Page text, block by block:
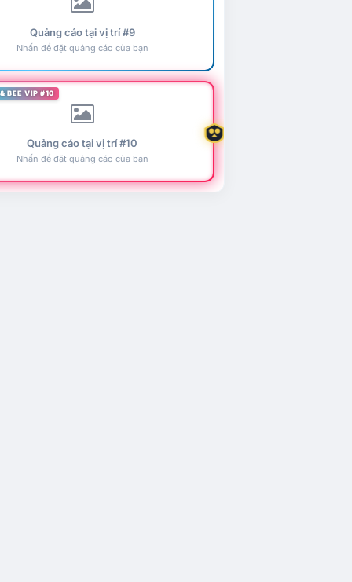
Quảng cáo tại vị trí #9
Nhấn để đặt quảng cáo của bạn
BEE VIP #10
Quảng cáo tại vị trí #10
Nhấn để đặt quảng cáo của bạn